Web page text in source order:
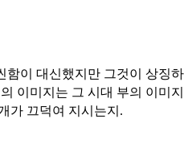
함이 대신했지만 그것이 상징
이미지는 그 시대 부의 이미
가 끄덕여 지시는지.